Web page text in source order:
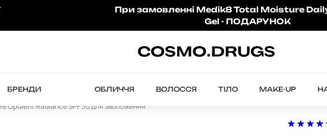
від 2000 грн
При замовленні Medik8 Total Moisture
Gel - ПОДАРУНОК
БРЕНДИ ОБЛИЧЧЯ ВОЛОССЯ ТІЛО MAKE-UP
Opulent Radiance SPF 30 для зволоження